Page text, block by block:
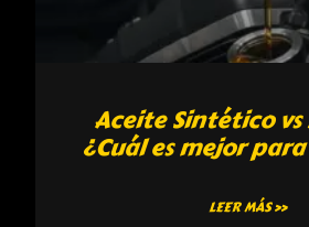
Aceite Sintético
¿Cuál es mejor
LEER MÁS »